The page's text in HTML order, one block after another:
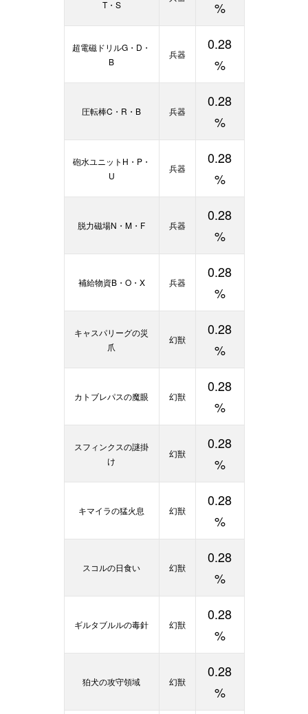
T・S %
超電磁ドリルG・D・
B
兵器
0.28
%
圧転棒C・R・B 兵器
0.28
%
砲水ユニットH・P・
U
兵器
0.28
%
脱力磁場N・M・F 兵器
0.28
%
補給物資B・O・X 兵器
0.28
%
キャスパリーグの災
爪
幻獣
0.28
%
カトブレパスの魔眼 幻獣
0.28
%
スフィンクスの謎掛
け
幻獣
0.28
%
キマイラの猛火息 幻獣
0.28
%
スコルの日食い 幻獣
0.28
%
ギルタブルルの毒針 幻獣
0.28
%
狛犬の攻守領域 幻獣
0.28
%